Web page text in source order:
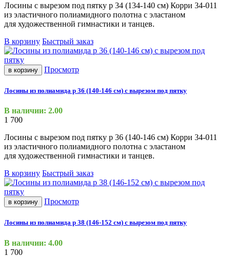
Лосины с вырезом под пятку р 34 (134-140 см) Корри 34-011
из эластичного полиамидного полотна с эластаном
для художественной гимнастики и танцев.
В корзину Быстрый заказ
в корзину Просмотр
Лосины из полиамида р 36 (140-146 см) с вырезом под пятку
В наличии: 2.00
1 700
Лосины с вырезом под пятку р 36 (140-146 см) Корри 34-011
из эластичного полиамидного полотна с эластаном
для художественной гимнастики и танцев.
В корзину Быстрый заказ
в корзину Просмотр
Лосины из полиамида р 38 (146-152 см) с вырезом под пятку
В наличии: 4.00
1 700